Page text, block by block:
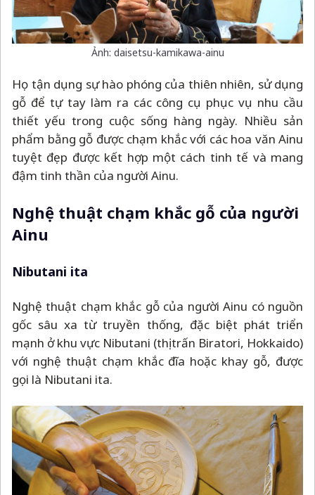
Ảnh: daisetsu-kamikawa-ainu
Họ tận dụng sự hào phóng của thiên nhiên, sử dụng
gỗ để tự tay làm ra các công cụ phục vụ nhu cầu
thiết yếu trong cuộc sống hàng ngày. Nhiều sản
phẩm bằng gỗ được chạm khắc với các hoa văn Ainu
tuyệt đẹp được kết hợp một cách tinh tế và mang
đậm tinh thần của người Ainu.
Nghệ thuật chạm khắc gỗ của người
Ainu
Nibutani ita
Nghệ thuật chạm khắc gỗ của người Ainu có nguồn
gốc sâu xa từ truyền thống, đặc biệt phát triển
mạnh ở khu vực Nibutani (thị trấn Biratori, Hokkaido)
với nghệ thuật chạm khắc đĩa hoặc khay gỗ, được
gọi là Nibutani ita.